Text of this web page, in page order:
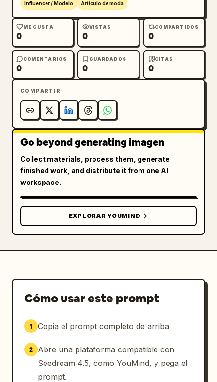
Influencer / Modelo Artículo de moda
ME GUSTA
0
VISTAS
0
COMPARTIDOS
0
COMENTARIOS
0
GUARDADOS
0
CITAS
0
COMPARTIR
Go beyond generating imagen
Collect materials, process them, generate
finished work, and distribute it from one AI
workspace.
EXPLORAR YOUMIND
Cómo usar este prompt
1 Copia el prompt completo de arriba.
2
Abre una plataforma compatible con
Seedream 4.5, como YouMind, y pega el
prompt.